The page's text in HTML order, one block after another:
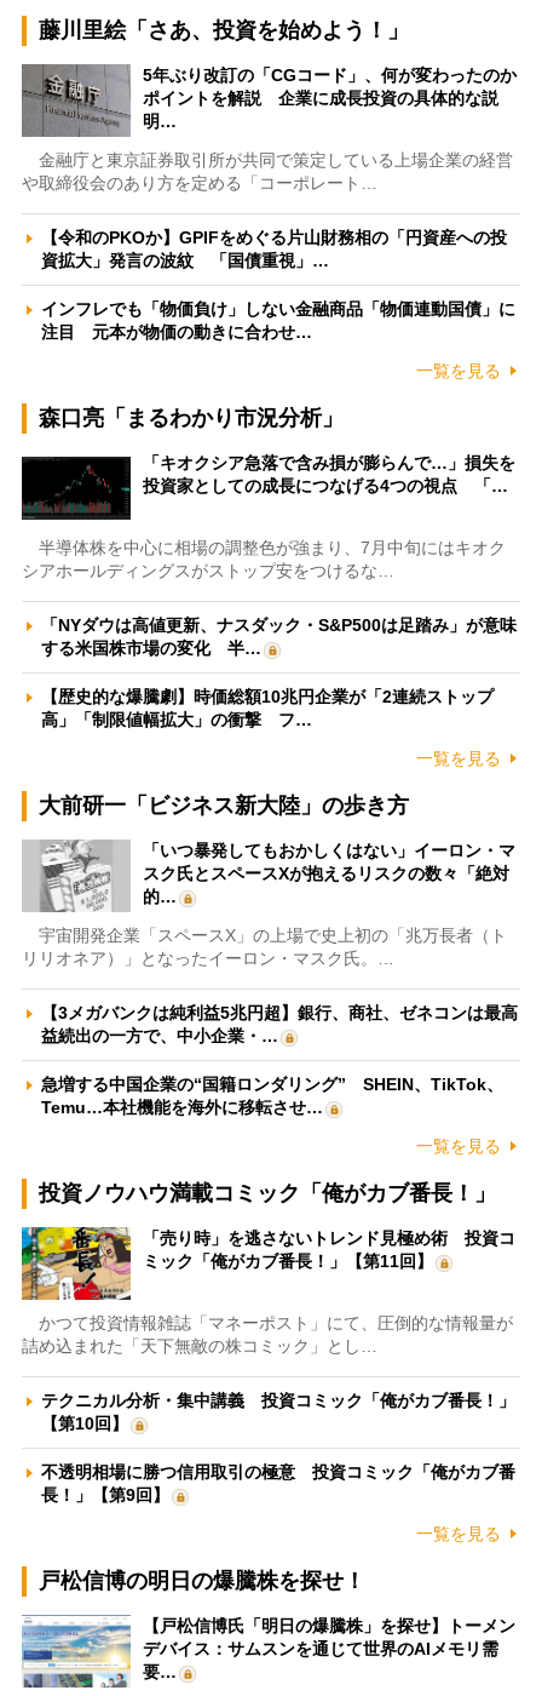
藤川里絵「さあ、投資を始めよう！」
5年ぶり改訂の「CGコード」、何が変わったのか
ポイントを解説 企業に成長投資の具体的な説
明…
金融庁と東京証券取引所が共同で策定している上場企業の経営
や取締役会のあり方を定める「コーポレート…
【令和のPKOか】GPIFをめぐる片山財務相の「円資産への投
資拡大」発言の波紋 「国債重視」…
インフレでも「物価負け」しない金融商品「物価連動国債」に
注目 元本が物価の動きに合わせ…
一覧を見る
森口亮「まるわかり市況分析」
「キオクシア急落で含み損が膨らんで…」損失を
投資家としての成長につなげる4つの視点 「…
半導体株を中心に相場の調整色が強まり、7月中旬にはキオク
シアホールディングスがストップ安をつけるな…
「NYダウは高値更新、ナスダック・S&P500は足踏み」が意味
する米国株市場の変化 半…
【歴史的な爆騰劇】時価総額10兆円企業が「2連続ストップ
高」「制限値幅拡大」の衝撃 フ…
一覧を見る
大前研一「ビジネス新大陸」の歩き方
「いつ暴発してもおかしくはない」イーロン・マ
スク氏とスペースXが抱えるリスクの数々「絶対
的…
宇宙開発企業「スペースX」の上場で史上初の「兆万長者（ト
リリオネア）」となったイーロン・マスク氏。…
【3メガバンクは純利益5兆円超】銀行、商社、ゼネコンは最高
益続出の一方で、中小企業・…
急増する中国企業の“国籍ロンダリング” SHEIN、TikTok、
Temu…本社機能を海外に移転させ…
一覧を見る
投資ノウハウ満載コミック「俺がカブ番長！」
「売り時」を逃さないトレンド見極め術 投資コ
ミック「俺がカブ番長！」【第11回】
かつて投資情報雑誌「マネーポスト」にて、圧倒的な情報量が
詰め込まれた「天下無敵の株コミック」とし…
テクニカル分析・集中講義 投資コミック「俺がカブ番長！」
【第10回】
不透明相場に勝つ信用取引の極意 投資コミック「俺がカブ番
長！」【第9回】
一覧を見る
戸松信博の明日の爆騰株を探せ！
【戸松信博氏「明日の爆騰株」を探せ】トーメン
デバイス：サムスンを通じて世界のAIメモリ需
要…